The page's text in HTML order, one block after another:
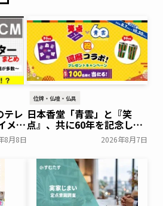
テレ
メー
8月8日
位牌・仏壇・仏具
日本香堂「青雲」と『笑
点』、共に60年を記念した
初コラボ！オリジナルグッ
ズのプレゼントキャンペー
ンを実施～日本香堂～
一般公開
2026年8月7日